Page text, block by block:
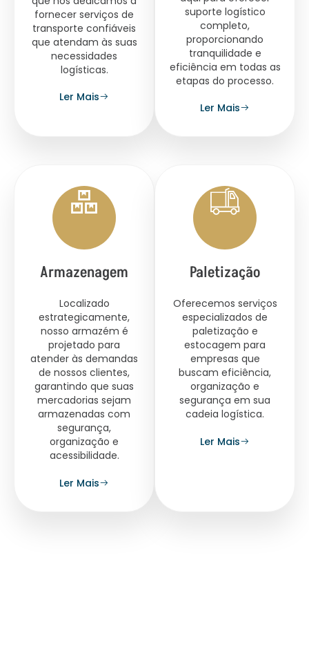
fornecer serviços de
transporte confiáveis
que atendam às suas
necessidades
logísticas.
Ler Mais
suporte logístico
completo,
proporcionando
tranquilidade e
eficiência em todas as
etapas do processo.
Ler Mais
Armazenagem
Localizado
estrategicamente,
nosso armazém é
projetado para
atender às demandas
de nossos clientes,
garantindo que suas
mercadorias sejam
armazenadas com
segurança,
organização e
acessibilidade.
Ler Mais
Paletização
Oferecemos serviços
especializados de
paletização e
estocagem para
empresas que
buscam eficiência,
organização e
segurança em sua
cadeia logística.
Ler Mais